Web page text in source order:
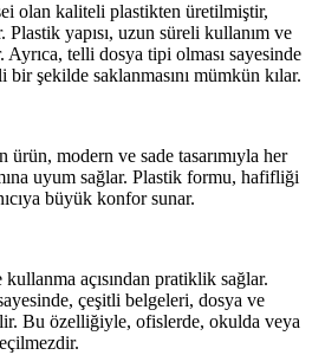
olan kaliteli plastikten üretilmiştir,
Plastik yapısı, uzun süreli kullanım ve
telli dosya tipi olması sayesinde
şekilde saklanmasını mümkün kılar.
modern ve sade tasarımıyla her
uyum sağlar. Plastik formu, hafifliği
büyük konfor sunar.
açısından pratiklik sağlar.
çeşitli belgeleri, dosya ve
Bu özelliğiyle, ofislerde, okulda veya